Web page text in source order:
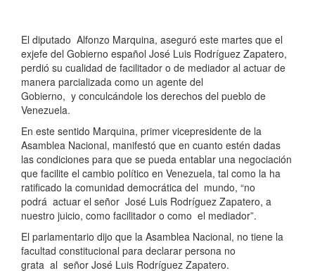
El diputado Alfonzo Marquina, aseguró este martes que el
exjefe del Gobierno español José Luis Rodríguez Zapatero,
perdió su cualidad de facilitador o de mediador al actuar de
manera parcializada como un agente del
Gobierno, y conculcándole los derechos del pueblo de
Venezuela.
En este sentido Marquina, primer vicepresidente de la
Asamblea Nacional, manifestó que en cuanto estén dadas
las condiciones para que se pueda entablar una negociación
que facilite el cambio político en Venezuela, tal como la ha
ratificado la comunidad democrática del mundo, “no
podrá actuar el señor José Luis Rodríguez Zapatero, a
nuestro juicio, como facilitador o como el mediador”.
El parlamentario dijo que la Asamblea Nacional, no tiene la
facultad constitucional para declarar persona no
grata al señor José Luis Rodríguez Zapatero.